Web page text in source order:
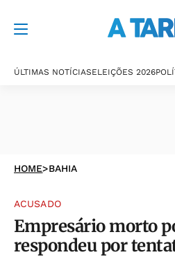
ÚLTIMAS NOTÍCIASELEIÇÕES 2026
HOME>BAHIA
ACUSADO
Empresário morto
respondeu por